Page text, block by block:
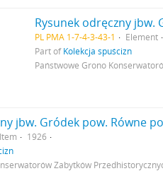
PL PMA 1-7-4-3-43-1 Element
Part ofKolekcja spuścizn
Państwowe Grono
Item
1926
Zabytków